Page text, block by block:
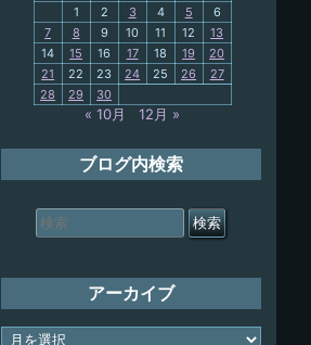
1 2 3 4 5
6
7
8 9 10 11 12
13
14
15 16 17 18 19
20
21
22 23 24 25 26
27
28
29 30
« 10月 12月 »
ブログ内検索
索
対
アーカイブ
ア